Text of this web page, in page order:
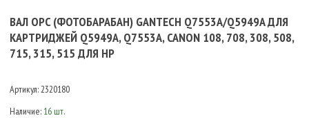
ВАЛ OPC (ФОТОБАРАБАН) GANTECH Q7553A/Q5949A ДЛЯ
КАРТРИДЖЕЙ Q5949A, Q7553A, CANON 108, 708, 308, 508,
715, 315, 515 ДЛЯ HP
Артикул:2320180
Наличие: 16 шт.